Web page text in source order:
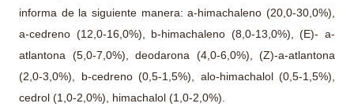
informa de la siguiente manera: a-himachaleno (20,0-30,0%),
a-cedreno (12,0-16,0%), b-himachaleno (8,0-13,0%), (E)- a-
atlantona (5,0-7,0%), deodarona (4,0-6,0%), (Z)-a-atlantona
(2,0-3,0%), b-cedreno (0,5-1,5%), alo-himachalol (0,5-1,5%),
cedrol (1,0-2,0%), himachalol (1,0-2,0%).